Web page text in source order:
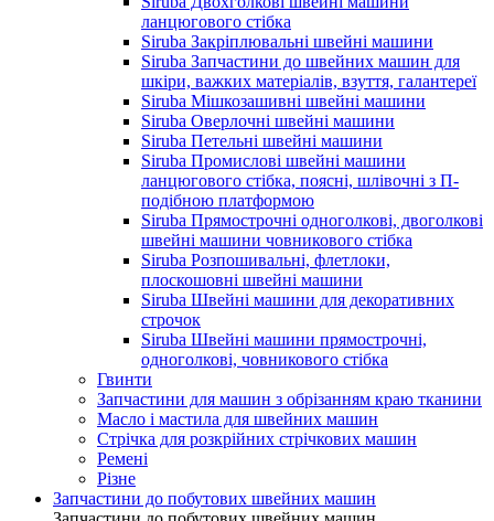
ланцюгового стібка
Siruba Закріплювальні швейні машини
Siruba Запчастини до швейних машин для
шкіри, важких матеріалів, взуття, галантереї
Siruba Мішкозашивні швейні машини
Siruba Оверлочні швейні машини
Siruba Петельні швейні машини
Siruba Промислові швейні машини
ланцюгового стібка, поясні, шлівочні з П-
подібною платформою
Siruba Прямострочні одноголкові, двоголкові
швейні машини човникового стібка
Siruba Розпошивальні, флетлоки,
плоскошовні швейні машини
Siruba Швейні машини для декоративних
строчок
Siruba Швейні машини прямострочні,
одноголкові, човникового стібка
Гвинти
Запчастини для машин з обрізанням краю тканини
Масло і мастила для швейних машин
Стрічка для розкрійних стрічкових машин
Ремені
Різне
Запчастини до побутових швейних машин